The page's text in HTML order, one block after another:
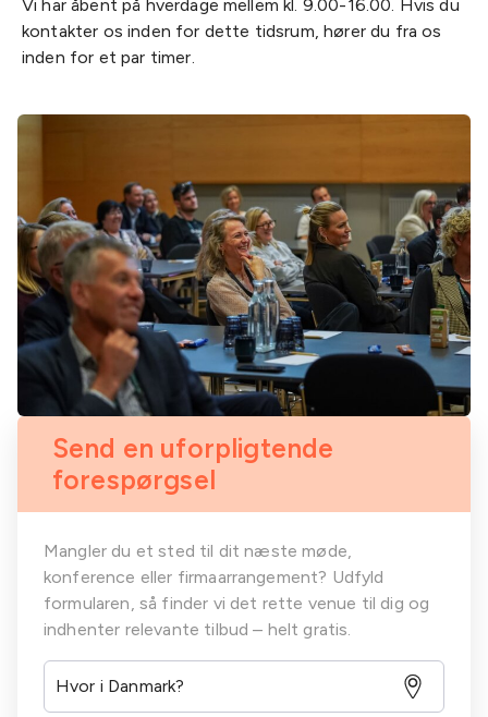
Vi har åbent på hverdage mellem kl. 9.00-16.00. Hvis du
kontakter os inden for dette tidsrum, hører du fra os
inden for et par timer.
Send en uforpligtende
forespørgsel
Mangler du et sted til dit næste møde,
konference eller firmaarrangement? Udfyld
formularen, så finder vi det rette venue til dig og
indhenter relevante tilbud – helt gratis.